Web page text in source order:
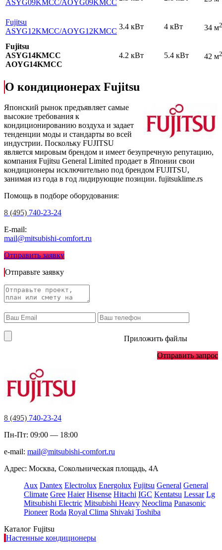
ASYG09KMCC/AOYG09KMCC
Fujitsu
ASYG12KMCC/AOYG12KMCC
3.4 кВт 4 кВт 34 м2
Fujitsu
ASYG14KMCC
AOYG14KMCC
4.2 кВт 5.4 кВт 42 м2
О кондиционерах Fujitsu
Японский рынок предъявляет самые
высокие требования к
кондиционированию воздуха и задает
тенденции моды и стандарты во всей
индустрии. Поскольку FUJITSU
является мировым брендом и имеет безупречную репутацию,
компания Fujitsu General Limited продает в Японии свои
кондиционеры исключительно под брендом FUJITSU,
занимая из года в год лидирующие позиции. fujitsuklime.rs
Помощь в подборе оборудования:
8 (495) 740-23-24
E-mail:
mail@mitsubishi-comfort.ru
Отправить заявку
Отправьте заявку
Приложить файлы
Отправить запрос
8 (495) 740-23-24
Пн-Пт: 09:00 — 18:00
e-mail: mail@mitsubishi-comfort.ru
Адрес: Москва, Сокольническая площадь, 4А
Aux Dantex Electrolux Energolux Fujitsu General General
Climate Gree Haier Hisense Hitachi IGC Kentatsu Lessar Lg
Mitsubishi Electric Mitsubishi Heavy Neoclima Panasonic
Pioneer Roda Royal Clima Shivaki Toshiba
Каталог Fujitsu
Настенные кондиционеры